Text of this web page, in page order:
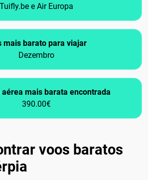
Tuifly.be e Air Europa
mais barato para viajar
Dezembro
aérea mais barata encontrada
390.00€
voos baratos